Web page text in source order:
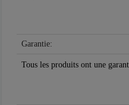
Garantie:
Tous les produits ont une